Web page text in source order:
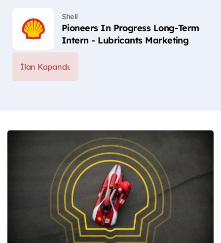
Shell
Pioneers In Progress Long-Term
Intern - Lubricants Marketing
İlan Kapandı.